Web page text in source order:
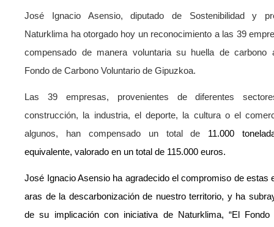
José Ignacio Asensio, diputado de Sostenibilidad y
Naturklima ha otorgado hoy un reconocimiento a las 39
compensado de manera voluntaria su huella de carbono
Fondo de Carbono Voluntario de Gipuzkoa.
Las 39 empresas, provenientes de diferentes
construcción, la industria, el deporte, la cultura o el
algunos, han compensado un total de 11.000
equivalente, valorado en un total de 115.000 euros.
José Ignacio Asensio ha agradecido el compromiso de estas
aras de la descarbonización de nuestro territorio, y ha
de su implicación con iniciativa de Naturklima, “El Fondo